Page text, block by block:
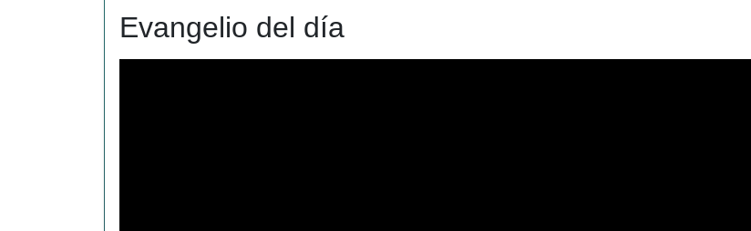
Evangelio del día